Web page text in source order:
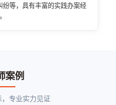
等，具有丰富的实践办案经
案例
专业实力见证